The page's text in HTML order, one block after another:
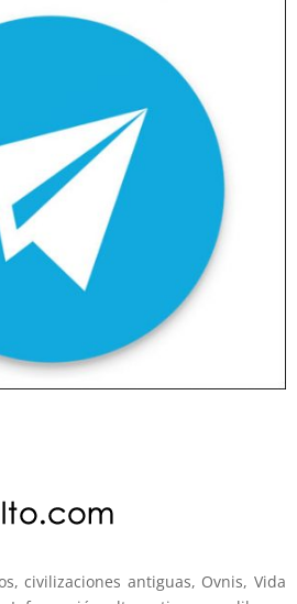
civilizaciones antiguas, Ovnis, Vida